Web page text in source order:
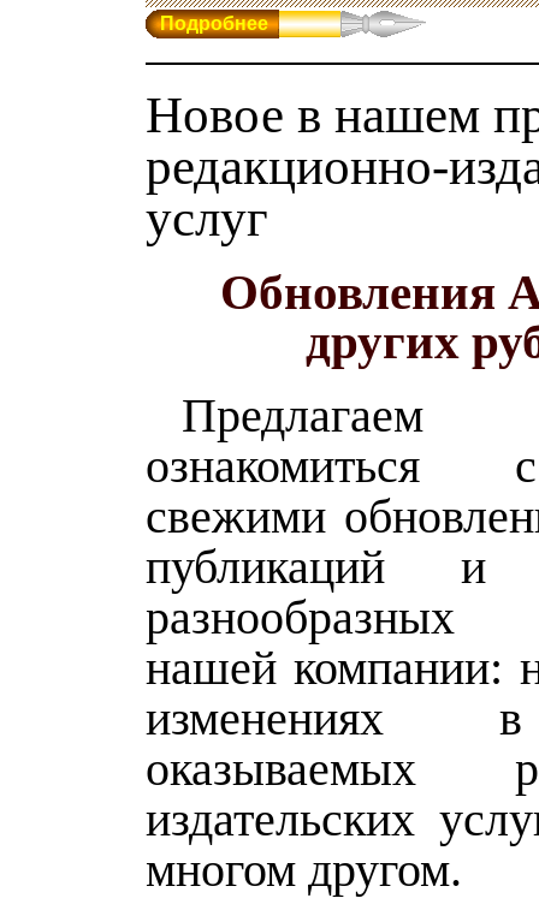
Подробнее
Новое в нашем
редакционно-
услуг
Обновления
других
свежими
публикаций
нашей компании:
изменениях
оказываемых
издательских
многом другом.